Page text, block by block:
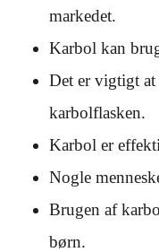
markedet.
Karbol kan
Det er vigtigt
karbolflasken.
Karbol er
Nogle
Brugen af
børn.